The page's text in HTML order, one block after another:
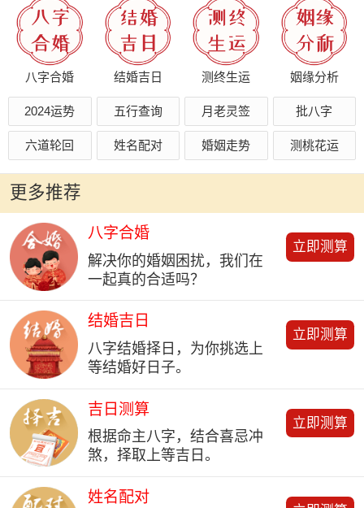
八字合婚 结婚吉日 测终生运 姻缘分析
2024运势 五行查询 月老灵签 批八字
六道轮回 姓名配对 婚姻走势 测桃花运
更多推荐
八字合婚
解决你的婚姻困扰，我们在
一起真的合适吗？
立即测算
结婚吉日
八字结婚择日，为你挑选上
等结婚好日子。
立即测算
吉日测算
根据命主八字，结合喜忌冲
煞，择取上等吉日。
立即测算
姓名配对